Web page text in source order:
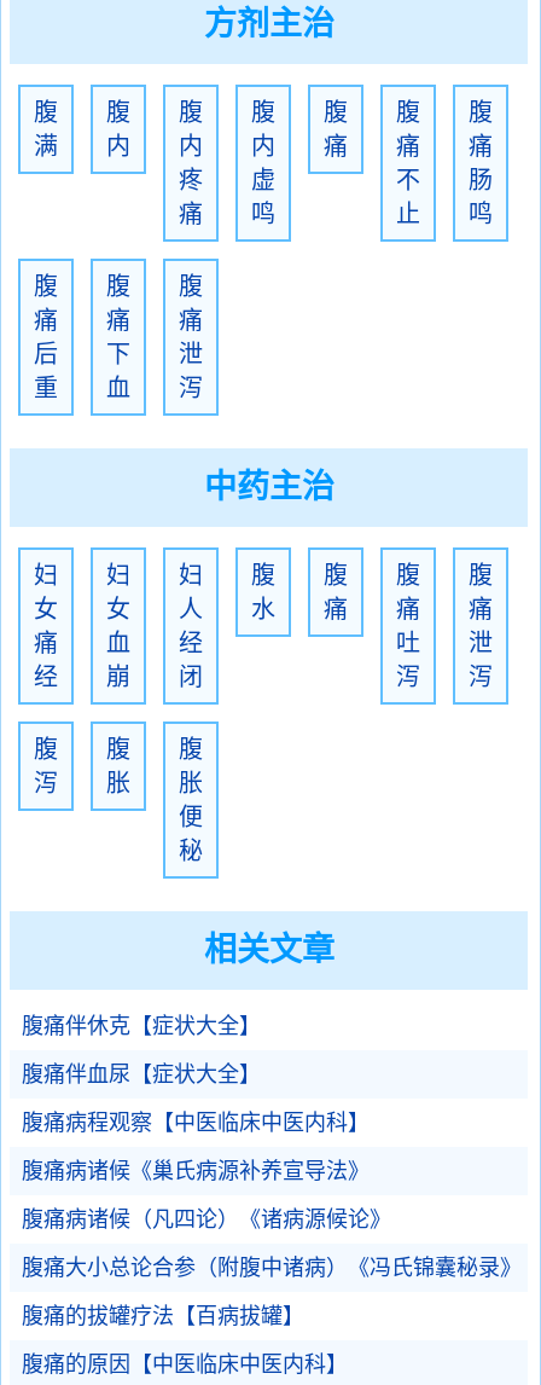
方剂主治
腹
满
腹
内
腹
内
疼
痛
腹
内
虚
鸣
腹
痛
腹
痛
不
止
腹
痛
肠
鸣
腹
痛
后
重
腹
痛
下
血
腹
痛
泄
泻
中药主治
妇
女
痛
经
妇
女
血
崩
妇
人
经
闭
腹
水
腹
痛
腹
痛
吐
泻
腹
痛
泄
泻
腹
泻
腹
胀
腹
胀
便
秘
相关文章
腹痛伴休克【症状大全】
腹痛伴血尿【症状大全】
腹痛病程观察【中医临床中医内科】
腹痛病诸候《巢氏病源补养宣导法》
腹痛病诸候（凡四论）《诸病源候论》
腹痛大小总论合参（附腹中诸病）《冯氏锦囊秘录》
腹痛的拔罐疗法【百病拔罐】
腹痛的原因【中医临床中医内科】